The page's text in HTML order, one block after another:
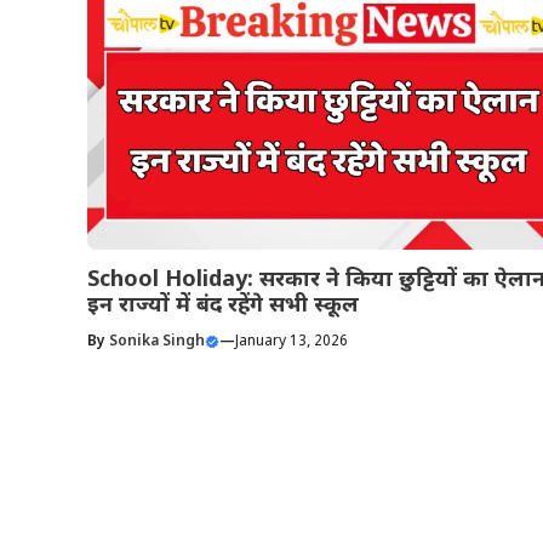
School Holiday: सरकार ने किया छुट्टियों का
इन राज्यों में बंद रहेंगे सभी स्कूल
By Sonika Singh —January 13, 2026